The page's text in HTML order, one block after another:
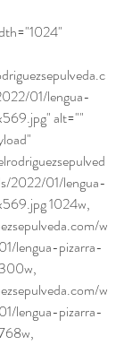
01/lengua-
alt=""
2022/01/lengua-
1024w,
w
lengua-pizarra-
w
lengua-pizarra-